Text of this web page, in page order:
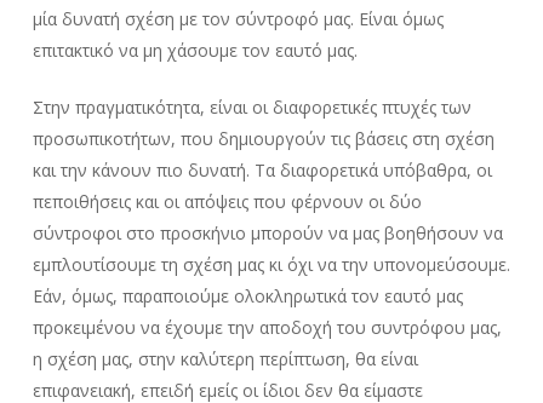
μία δυνατή σχέση με τον σύντροφό μας. Eίναι όμως
επιτακτικό να μη χάσουμε τον εαυτό μας.
Στην πραγματικότητα, είναι οι διαφορετικές πτυχές των
προσωπικοτήτων, που δημιουργούν τις βάσεις στη σχέση
και την κάνουν πιο δυνατή. Τα διαφορετικά υπόβαθρα, οι
πεποιθήσεις και οι απόψεις που φέρνουν οι δύο
σύντροφοι στο προσκήνιο μπορούν να μας βοηθήσουν να
εμπλουτίσουμε τη σχέση μας κι όχι να την υπονομεύσουμε.
Εάν, όμως, παραποιούμε ολοκληρωτικά τον εαυτό μας
προκειμένου να έχουμε την αποδοχή του συντρόφου μας,
η σχέση μας, στην καλύτερη περίπτωση, θα είναι
επιφανειακή, επειδή εμείς οι ίδιοι δεν θα είμαστε